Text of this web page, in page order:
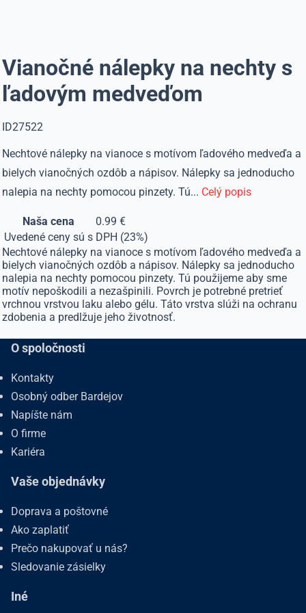
Vianočné nálepky na nechty s
ľadovým medveďom
ID27522
Nechtové nálepky na vianoce s motívom ľadového medveďa a
bielych vianočných ozdôb a nápisov. Nálepky sa jednoducho
nalepia na nechty pomocou pinzety. Tú... Celý popis
Naša cena
0.99 €
Uvedené ceny sú s DPH (23%)
Nechtové nálepky na vianoce s motívom ľadového medveďa a
bielych vianočných ozdôb a nápisov. Nálepky sa jednoducho
nalepia na nechty pomocou pinzety. Tú použijeme aby sme
motív nepoškodili a nezašpinili. Povrch je potrebné pretrieť
vrchnou vrstvou laku alebo gélu. Táto vrstva slúži na ochranu
zdobenia a predlžuje jeho životnosť.
O spoločnosti
Kontakty
Osobný odber Bardejov
Napíšte nám
O firme
Kariéra
Vaše objednávky
Doprava a poštovné
Ako zaplatiť
Prečo nakupovať u nás?
Sledovanie zásielky
Iné